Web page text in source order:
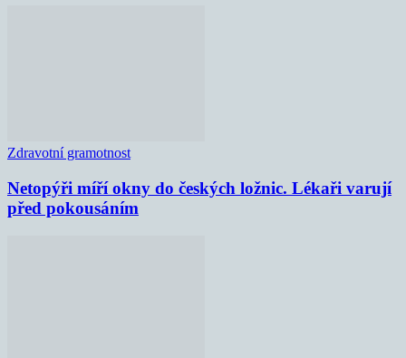
Zdravotní gramotnost
Netopýři míří okny do českých ložnic. Lékaři varují
před pokousáním